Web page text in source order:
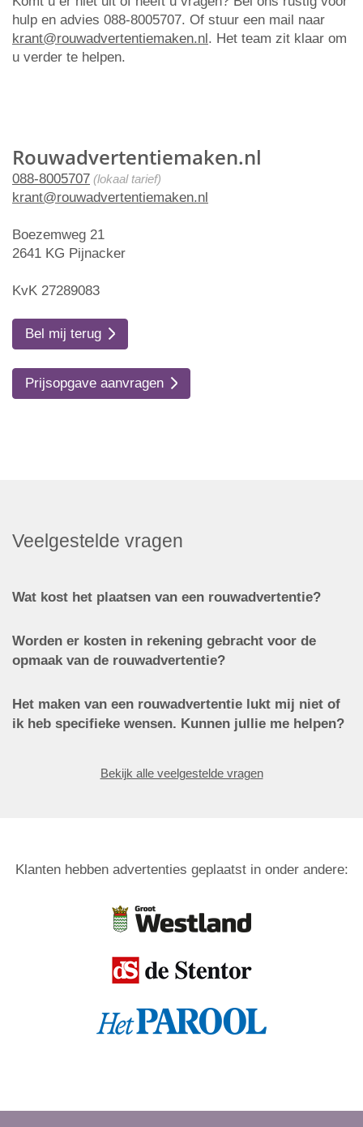
Rouwadvertentiemaken.nl
088-8005707 (lokaal tarief)
krant@rouwadvertentiemaken.nl
Boezemweg 21
2641 KG Pijnacker
KvK 27289083
Bel mij terug
Prijsopgave aanvragen
hulp en advies 088-8005707. Of stuur een mail naar
krant@rouwadvertentiemaken.nl. Het team zit klaar om
u verder te helpen.
Veelgestelde vragen
Wat kost het plaatsen van een rouwadvertentie?
Worden er kosten in rekening gebracht voor de
opmaak van de rouwadvertentie?
Het maken van een rouwadvertentie lukt mij niet of
ik heb specifieke wensen. Kunnen jullie me helpen?
Bekijk alle veelgestelde vragen
Klanten hebben advertenties geplaatst in onder andere: